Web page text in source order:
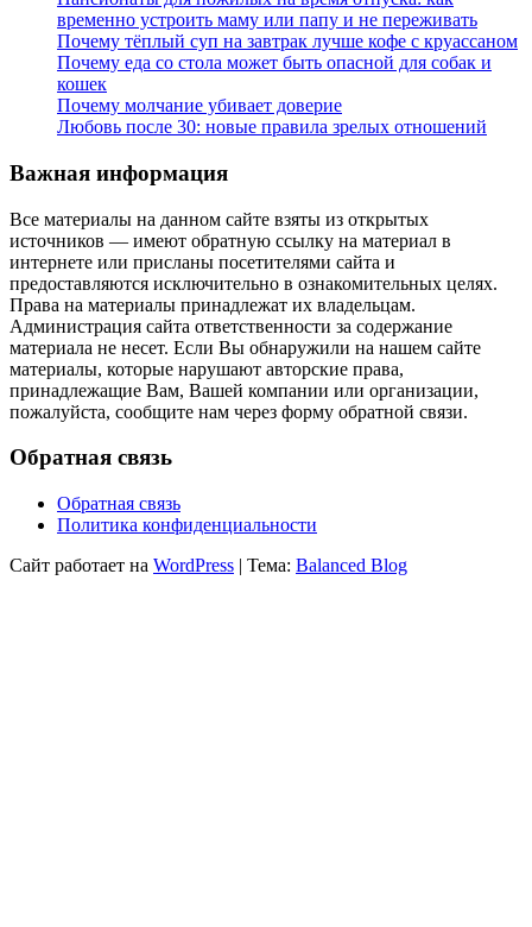
временно устроить маму или папу и не переживать
Почему тёплый суп на завтрак лучше кофе с круассаном
Почему еда со стола может быть опасной для собак и
кошек
Почему молчание убивает доверие
Любовь после 30: новые правила зрелых отношений
Важная информация
Все материалы на данном сайте взяты из открытых
источников — имеют обратную ссылку на материал в
интернете или присланы посетителями сайта и
предоставляются исключительно в ознакомительных целях.
Права на материалы принадлежат их владельцам.
Администрация сайта ответственности за содержание
материала не несет. Если Вы обнаружили на нашем сайте
материалы, которые нарушают авторские права,
принадлежащие Вам, Вашей компании или организации,
пожалуйста, сообщите нам через форму обратной связи.
Обратная связь
Обратная связь
Политика конфиденциальности
Сайт работает на WordPress | Тема: Balanced Blog